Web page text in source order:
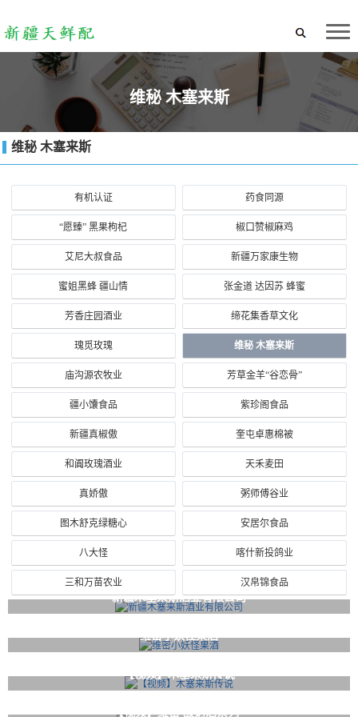
维秘 木塞来斯
维秘 木塞来斯
有机认证 药食同源
“愿臻” 黑果枸杞 椒口赞椒麻鸡
艾尼大叔食品 新疆万家康生物
蜜姐黑蜂 疆山情 张金道 达因苏 蜂蜜
芳香庄园酒业 缔花集香草文化
瑰觅玫瑰 维秘 木塞来斯
庙沟源农牧业 芳草金羊“谷恋骨”
疆小馕食品 紫珍阁食品
新疆真椒傲 奎屯卓惠棉被
和阗玫瑰酒业 天禾麦田
真娇傲 粥师傅谷业
图木舒克绿糖心 安居尔食品
八大怪 喀什新投鸽业
三和万苗农业 汉帛锦食品
新疆木塞来斯酒业有限公司
维密小妖怪果酒
【视频】木塞来斯传说
【视频】维密 酸奶酒系列